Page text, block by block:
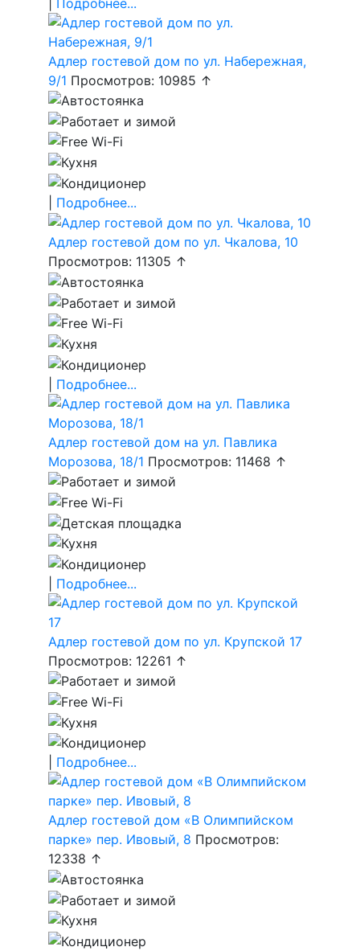
Адлер гостевой дом по ул. Набережная,
9/1 Просмотров: 10985 ↑
Подробнее...
Адлер гостевой дом по ул. Чкалова, 10
Просмотров: 11305 ↑
Подробнее...
Адлер гостевой дом на ул. Павлика
Морозова, 18/1 Просмотров: 11468 ↑
Подробнее...
Адлер гостевой дом по ул. Крупской 17
Просмотров: 12261 ↑
Подробнее...
Адлер гостевой дом «В Олимпийском
парке» пер. Ивовый, 8 Просмотров:
12338 ↑